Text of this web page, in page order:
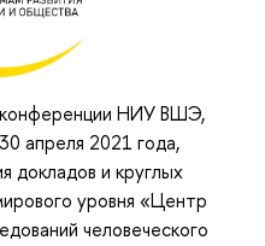
конференции НИУ ВШЭ,
апреля 2021 года,
докладов и круглых
уровня «Центр
человеческого